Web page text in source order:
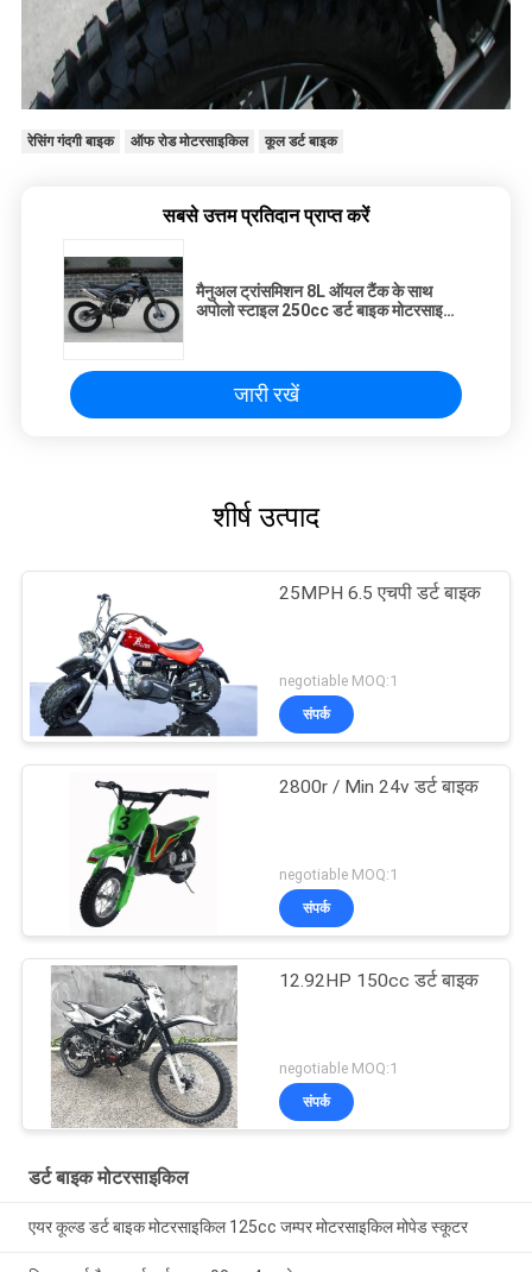
रेसिंग गंदगी बाइक ऑफ रोड मोटरसाइकिल कूल डर्ट बाइक
सबसे उत्तम प्रतिदान प्राप्त करें
मैनुअल ट्रांसमिशन 8L ऑयल टैंक के साथ
अपोलो स्टाइल 250cc डर्ट बाइक मोटरसाइकिल
जारी रखें
शीर्ष उत्पाद
25MPH 6.5 एचपी डर्ट बाइक
negotiable MOQ:1
संपर्क
2800r / Min 24v डर्ट बाइक
negotiable MOQ:1
संपर्क
12.92HP 150cc डर्ट बाइक
negotiable MOQ:1
संपर्क
डर्ट बाइक मोटरसाइकिल
एयर कूल्ड डर्ट बाइक मोटरसाइकिल 125cc जम्पर मोटरसाइकिल मोपेड स्कूटर